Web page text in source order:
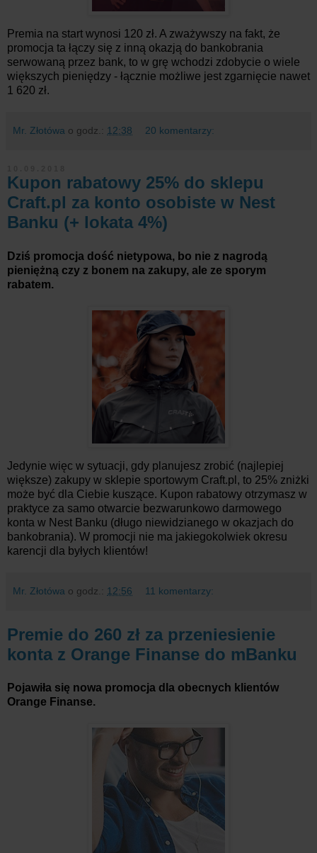
Premia na start wynosi 120 zł. A zważywszy na fakt, że
promocja ta łączy się z inną okazją do bankobrania
serwowaną przez bank, to w grę wchodzi zdobycie o wiele
większych pieniędzy - łącznie możliwe jest zgarnięcie nawet
1 620 zł.
Mr. Złotówa o godz.: 12:38 20 komentarzy:
Kupon rabatowy 25% do sklepu
Craft.pl za konto osobiste w Nest
Banku (+ lokata 4%)
Dziś promocja dość nietypowa, bo nie z nagrodą
pieniężną czy z bonem na zakupy, ale ze sporym
rabatem.
Jedynie więc w sytuacji, gdy planujesz zrobić (najlepiej
większe) zakupy w sklepie sportowym Craft.pl, to 25% zniżki
może być dla Ciebie kuszące. Kupon rabatowy otrzymasz w
praktyce za samo otwarcie bezwarunkowo darmowego
konta w Nest Banku (długo niewidzianego w okazjach do
bankobrania). W promocji nie ma jakiegokolwiek okresu
karencji dla byłych klientów!
Mr. Złotówa o godz.: 12:56 11 komentarzy:
Premie do 260 zł za przeniesienie
konta z Orange Finanse do mBanku
Pojawiła się nowa promocja dla obecnych klientów
Orange Finanse.